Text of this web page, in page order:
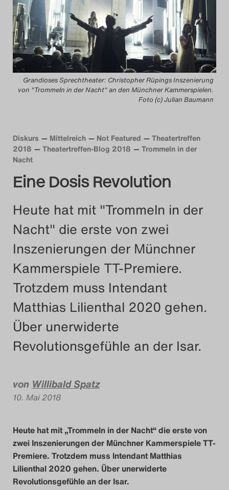
Das Theatertreffen-
Das Theatertreffen-
Das Theatertreffen-
Das Theatertreffen-
Das Theatertreffen-
Das Theatertreffen-
Das Theatertreffen-
Das Theatertreffen-
Das Theatertreffen-
Impressum
Search
Grandioses Sprechtheater: Christopher Rüpings Inszenierung
von "Trommeln in der Nacht" an den Münchner Kammerspielen.
Foto (c) Julian Baumann
Diskurs Mittelreich Not Featured
Theatertreffen
2018
Theatertreffen-Blog 2018
Trommeln in der
Nacht
Eine Dosis Revolution
Heute hat mit "Trommeln in der
Nacht" die erste von zwei
Inszenierungen der Münchner
Kammerspiele TT-Premiere.
Trotzdem muss Intendant
Matthias Lilienthal 2020 gehen.
Über unerwiderte
Revolutionsgefühle an der Isar.
von Willibald Spatz
10. Mai 2018
Heute hat mit „Trommeln in der Nacht“ die erste von
zwei Inszenierungen der Münchner Kammerspiele TT-
Premiere. Trotzdem muss Intendant Matthias
Lilienthal 2020 gehen. Über unerwiderte
Revolutionsgefühle an der Isar.